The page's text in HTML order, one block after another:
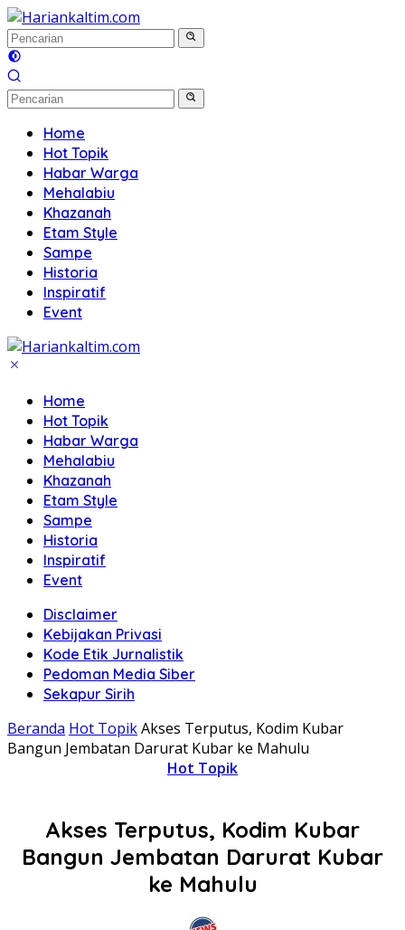
Langsung
ke
konten
Home
Hot Topik
Habar Warga
Mehalabiu
Khazanah
Etam Style
Sampe
Historia
Inspiratif
Event
Home
Hot Topik
Habar Warga
Mehalabiu
Khazanah
Etam Style
Sampe
Historia
Inspiratif
Event
Disclaimer
Kebijakan Privasi
Kode Etik Jurnalistik
Pedoman Media Siber
Sekapur Sirih
Beranda Hot TopikAkses Terputus, Kodim Kubar
Bangun Jembatan Darurat Kubar ke Mahulu
Hot Topik
Akses Terputus, Kodim Kubar
Bangun Jembatan Darurat Kubar
ke Mahulu